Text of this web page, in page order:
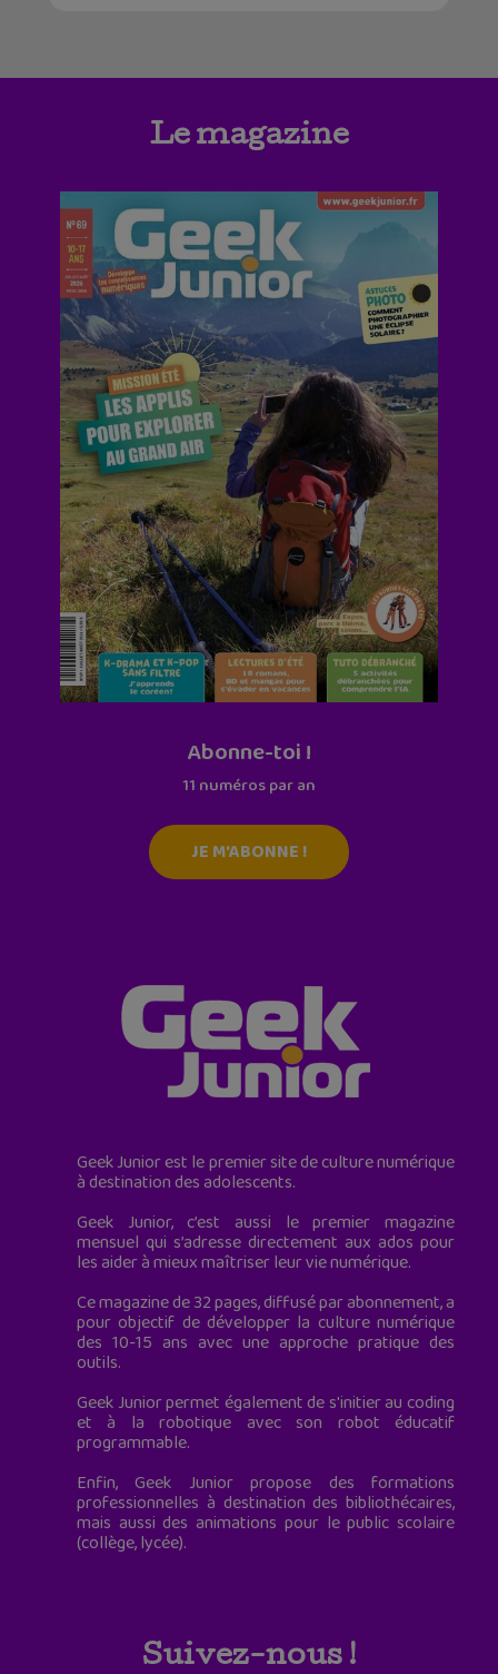
Le magazine
Abonne-toi !
11 numéros par an
JE M'ABONNE !
Geek Junior est le premier site de culture numérique
à destination des adolescents.
Geek Junior, c’est aussi le premier magazine
mensuel qui s’adresse directement aux ados pour
les aider à mieux maîtriser leur vie numérique.
Ce magazine de 32 pages, diffusé par abonnement, a
pour objectif de développer la culture numérique
des 10-15 ans avec une approche pratique des
outils.
Geek Junior permet également de s'initier au coding
et à la robotique avec son robot éducatif
programmable.
Enfin, Geek Junior propose des formations
professionnelles à destination des bibliothécaires,
mais aussi des animations pour le public scolaire
(collège, lycée).
Suivez-nous !